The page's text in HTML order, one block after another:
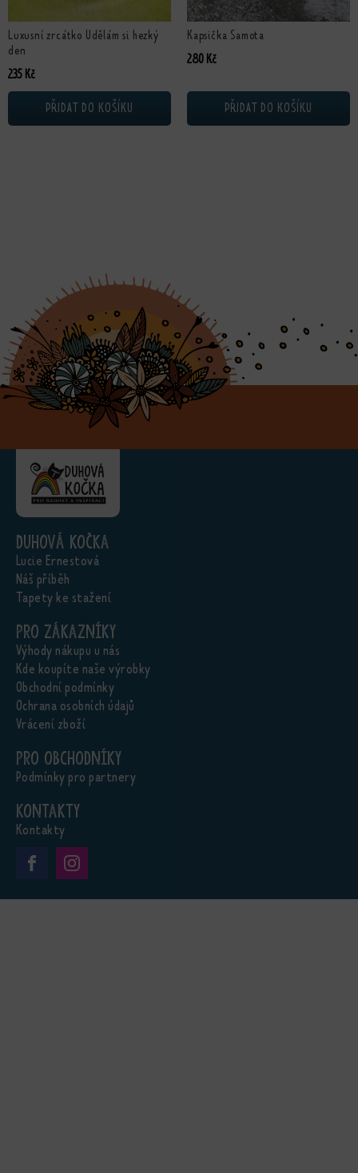
Luxusní zrcátko Udělám si hezký
den
235 Kč
PŘIDAT DO KOŠÍKU
Kapsička Samota
280 Kč
PŘIDAT DO KOŠÍKU
Duhová kočka
Lucie Ernestová
Náš příběh
Tapety ke stažení
Pro zákazníky
Výhody nákupu u nás
Kde koupíte naše výrobky
Obchodní podmínky
Ochrana osobních údajů
Vrácení zboží
Pro obchodníky
Podmínky pro partnery
Kontakty
Kontakty